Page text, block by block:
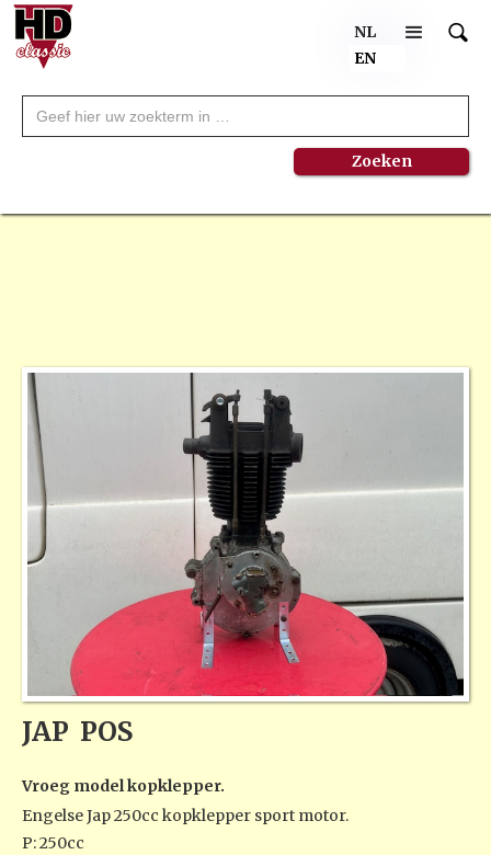
NL
EN
JAP POS
Vroeg model kopklepper.
Engelse Jap 250cc kopklepper sport motor.
P: 250cc